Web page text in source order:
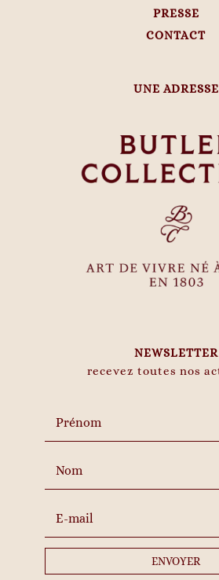
PRESSE
CONTACT
UNE ADRESSE
NEWSLETTER
recevez toutes nos
ENVOYER